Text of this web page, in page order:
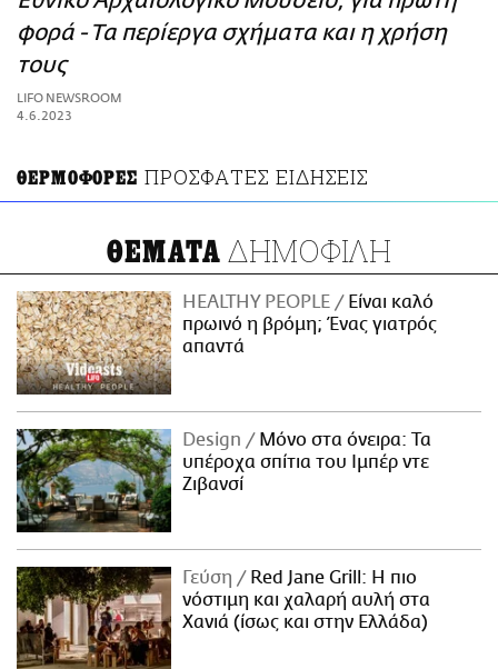
ΑΜΠΑ
PRINT
φορά - Τα περίεργα σχήματα και η χρήση
τους
LIFO NEWSROOM
4.6.2023
ΘΕΡΜΟΦΟΡΕΣ ΠΡΟΣΦΑΤΕΣ ΕΙΔΗΣΕΙΣ
ΘΕΜΑΤΑ ΔΗΜΟΦΙΛΗ
HEALTHY PEOPLE
Είναι καλό
πρωινό η βρόμη; Ένας γιατρός
απαντά
Design
Μόνο στα όνειρα: Τα
υπέροχα σπίτια του Ιμπέρ ντε
Ζιβανσί
Γεύση
Red Jane Grill: Η πιο
νόστιμη και χαλαρή αυλή στα
Χανιά (ίσως και στην Ελλάδα)